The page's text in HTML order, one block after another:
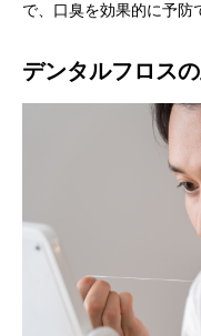
で、口臭を効果的に予防
デンタルフロス